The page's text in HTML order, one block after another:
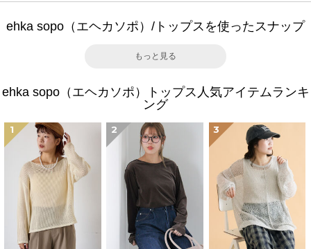
ehka sopo（エヘカソポ）/トップスを使ったスナップ
もっと見る
ehka sopo（エヘカソポ）トップス人気アイテムランキ
ング
1 2 3